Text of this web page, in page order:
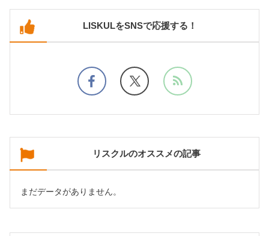
LISKULをSNSで応援する！
リスクルのオススメの記事
まだデータがありません。